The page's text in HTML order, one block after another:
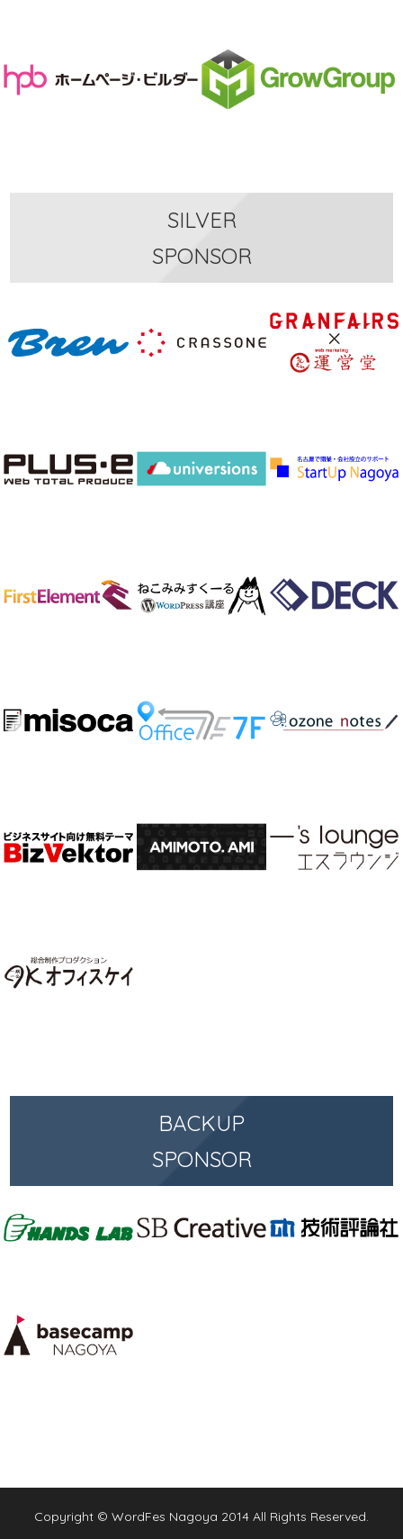
SILVER
SPONSOR
BACKUP
SPONSOR
Copyright © WordFes Nagoya 2014 All Rights Reserved.